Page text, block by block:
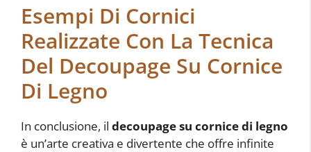
Esempi Di Cornici
Realizzate Con La Tecnica
Del Decoupage Su Cornice
Di Legno
In conclusione, il decoupage su cornice di legno
è un’arte creativa e divertente che offre infinite